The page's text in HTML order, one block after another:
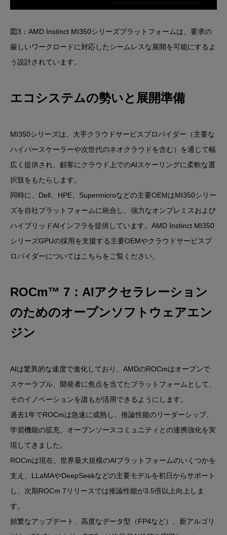
図3：AMD Instinct MI350シリーズプラットフォームは、要求の
厳しいワークロードに対応したシームレスな展開を可能にするよ
う設計されています。
エコシステムの勢いと展開準備
MI350シリーズは、大手クラウドサービスプロバイダー（主要な
ハイパースケーラーや次世代のネオクラウドを含む）を通じて幅
広く提供され、顧客にクラウド上でのAIスケーリングに柔軟な選
択肢をもたらします。
同時に、Dell、HPE、Supermicroなどの主要OEMはMI350シリー
ズを自社プラットフォームに統合し、強力なオンプレミスおよび
ハイブリッドAIインフラを提供しています。AMD Instinct MI350
シリーズGPUの採用を支援する主要OEMやクラウドサービスプ
ロバイダーについてはこちらをご覧ください。
ROCm™ 7：AIアクセラレーション
のためのオープンソフトウェアエン
ジン
AIは驚異的な速度で進化しており、AMDのROCmはオープンで
スケーラブル、開発者に焦点を当てたプラットフォームとして、
そのイノベーションを誰もが活用できるようにします。
過去1年でROCmは急速に成熟し、推論性能のリーダーシップ、
学習機能の拡充、オープンソースコミュニティとの連携強化を実
現してきました。
ROCmは現在、世界最大規模のAIプラットフォームのいくつかを
支え、LLaMAやDeepSeekなどの主要モデルを初日からサポート
し、次期ROCm 7リリースでは推論性能が3.5倍以上向上しま
す。
頻繁なアップデート、高度なデータ型（FP4など）、新アルゴリ